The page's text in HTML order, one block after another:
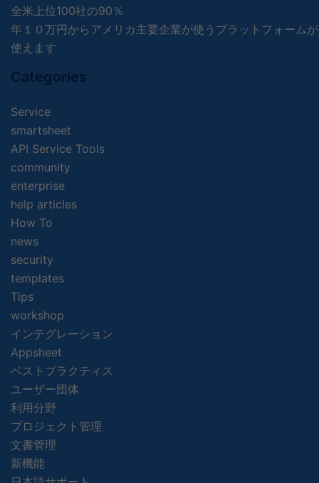
全米上位100社の90％
年１０万円からアメリカ主要企業が使うプラットフォームが
使えます
Categories
Service
smartsheet
API Service Tools
community
enterprise
help articles
How To
news
security
templates
Tips
workshop
インテグレーション
Appsheet
ベストプラクティス
ユーザー団体
利用分野
プロジェクト管理
文書管理
新機能